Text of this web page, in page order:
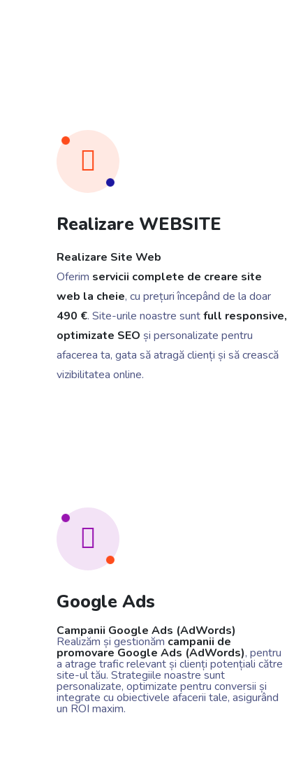
Realizare WEBSITE
Realizare Site Web
Oferim servicii complete de creare site
web la cheie, cu prețuri începând de la doar
490 €. Site-urile noastre suntfull responsive,
optimizate SEO și personalizate pentru
afacerea ta, gata să atragă clienți și să crească
vizibilitatea online.
Google Ads
Campanii Google Ads (AdWords)
Realizăm și gestionăm campanii de
promovare Google Ads (AdWords), pentru
a atrage trafic relevant și clienți potențiali către
site-ul tău. Strategiile noastre sunt
personalizate, optimizate pentru conversii și
integrate cu obiectivele afacerii tale, asigurând
un ROI maxim.